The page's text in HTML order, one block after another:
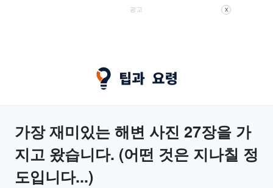
광고 X
가장 재미있는 해변 사진 27장을 가
지고 왔습니다. (어떤 것은 지나칠 정
도입니다...)